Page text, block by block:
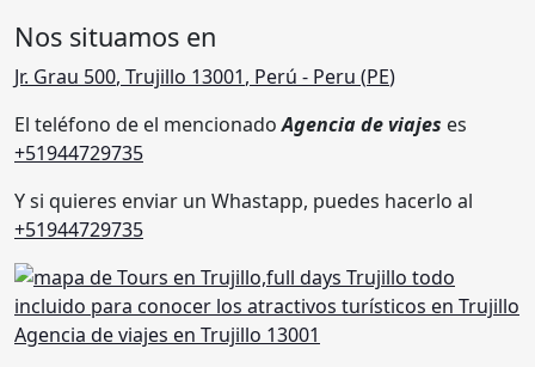
Nos situamos en
Jr. Grau 500, Trujillo 13001, Perú - Peru (PE)
El teléfono de el mencionadoAgencia de viajes es
+51944729735
Y si quieres enviar un Whastapp, puedes hacerlo al
+51944729735